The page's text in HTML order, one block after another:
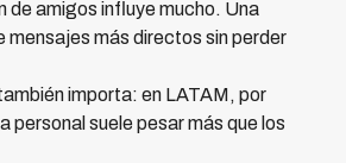
de amigos influye mucho. Una
mensajes más directos sin perder
importa: en LATAM, por
personal suele pesar más que los